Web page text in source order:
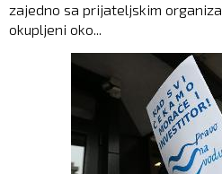
zajedno sa prijateljskim
okupljeni oko...